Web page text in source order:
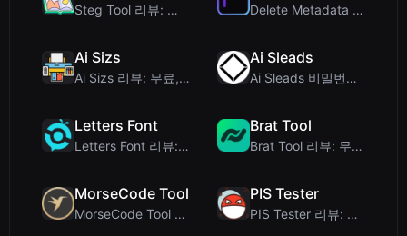
Steg Tool 리뷰: 궁극의 클라이언트 측 이미지 스테가노그래피 솔루션 Delete Metadata 리뷰: 이미지 추적 데이터를 제거하는 클라이언트 측 개인정보 ...
Ai Sizs
Ai Sizs 리뷰: 무료, 프라이빗 이미지 유사도 및 블러 감지 도구
Ai Sleads
Ai Sleads 비밀번호 강도 검사기 리뷰: 제로 업로드, 실시간 엔트로피 분석
Letters Font
Letters Font 리뷰: 인스타그램 등에서 사용 가능한 무료 유니코드 글꼴 생성기
Brat Tool
Brat Tool 리뷰: 무료 Charli XCX 스타일 Brat 텍스트 생성기
MorseCode Tool
MorseCode Tool 리뷰: 오디오 및 조명을 갖춘 무료 온라인 텍스트-모스 부호 변...
PIS Tester
PIS Tester 리뷰: 가짜 친구를 색출하는 AI 없는 우정 퀴즈